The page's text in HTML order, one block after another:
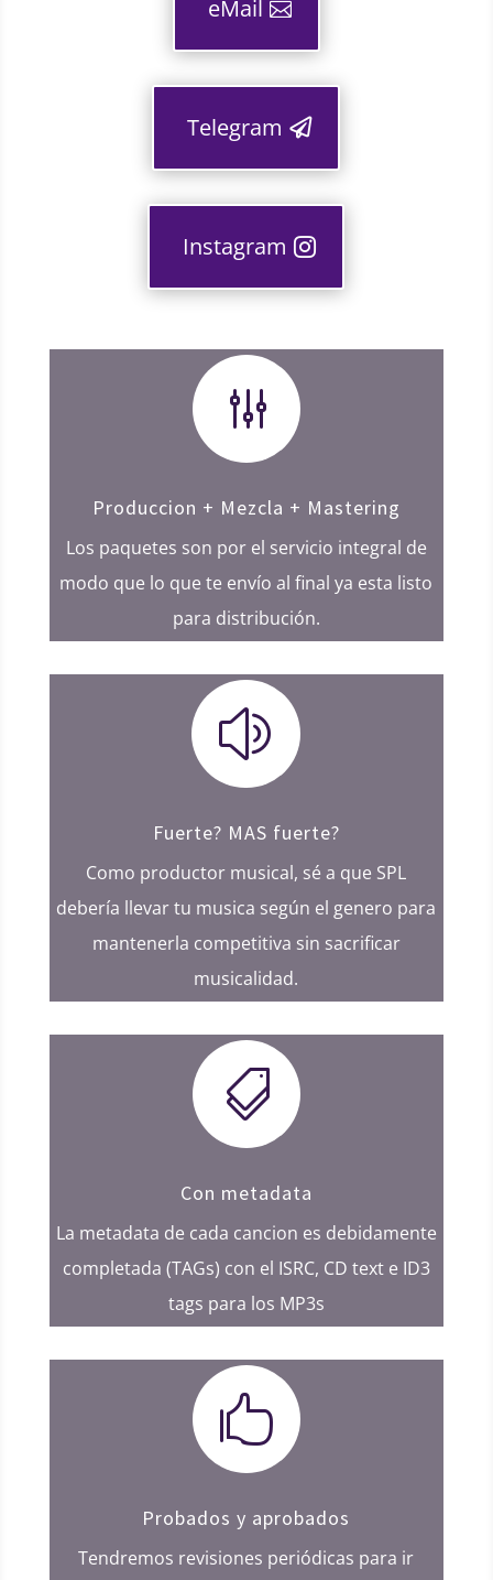
eMail
Telegram
Instagram
g
Produccion + Mezcla + Mastering
Los paquetes son por el servicio integral de
modo que lo que te envío al final ya esta listo
para distribución.
z
Fuerte? MAS fuerte?
Como productor musical, sé a que SPL
debería llevar tu musica según el genero para
mantenerla competitiva sin sacrificar
musicalidad.

Con metadata
La metadata de cada cancion es debidamente
completada (TAGs) con el ISRC, CD text e ID3
tags para los MP3s

Probados y aprobados
Tendremos revisiones periódicas para ir